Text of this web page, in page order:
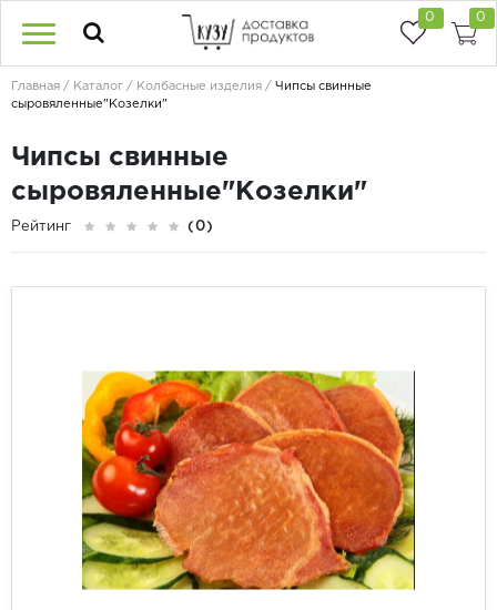
0 0
Главная Каталог Колбасные изделия
Чипсы свинные
сыровяленные"Козелки"
Чипсы свинные
сыровяленные"Козелки"
Рейтинг (0)